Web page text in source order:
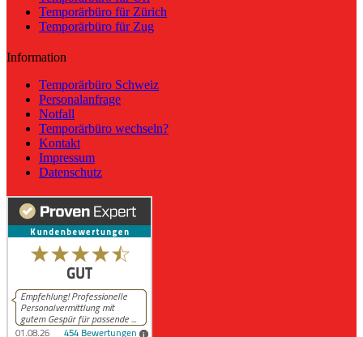
Temporärbüro für Zürich
Temporärbüro für Zug
Information
Temporärbüro Schweiz
Personalanfrage
Notfall
Temporärbüro wechseln?
Kontakt
Impressum
Datenschutz